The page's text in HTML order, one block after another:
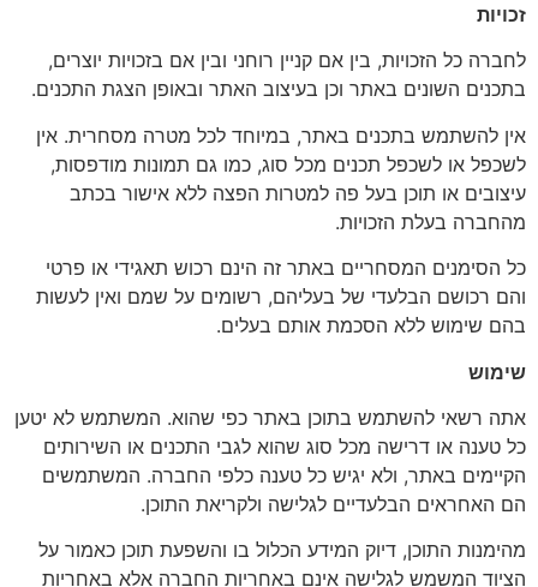
זכויות
לחברה כל הזכויות, בין אם קניין רוחני ובין אם בזכויות יוצרים,
בתכנים השונים באתר וכן בעיצוב האתר ובאופן הצגת התכנים.
אין להשתמש בתכנים באתר, במיוחד לכל מטרה מסחרית. אין
לשכפל או לשכפל תכנים מכל סוג, כמו גם תמונות מודפסות,
עיצובים או תוכן בעל פה למטרות הפצה ללא אישור בכתב
מהחברה בעלת הזכויות.
כל הסימנים המסחריים באתר זה הינם רכוש תאגידי או פרטי
והם רכושם הבלעדי של בעליהם, רשומים על שמם ואין לעשות
בהם שימוש ללא הסכמת אותם בעלים.
שימוש
אתה רשאי להשתמש בתוכן באתר כפי שהוא. המשתמש לא יטען
כל טענה או דרישה מכל סוג שהוא לגבי התכנים או השירותים
הקיימים באתר, ולא יגיש כל טענה כלפי החברה. המשתמשים
הם האחראים הבלעדיים לגלישה ולקריאת התוכן.
מהימנות התוכן, דיוק המידע הכלול בו והשפעת תוכן כאמור על
הציוד המשמש לגלישה אינם באחריות החברה אלא באחריות